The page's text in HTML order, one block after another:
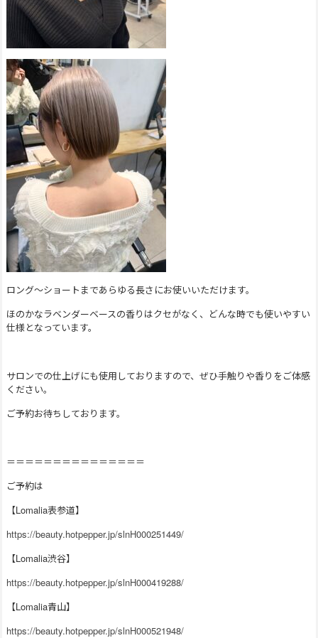
ロング〜ショートまであらゆる長さにお使いいただけます。
ほのかなラベンダーベースの香りはクセがなく、どんな時でも使いやすい
仕様となっています。
サロンでの仕上げにも使用しておりますので、ぜひ手触りや香りをご体感
ください。
ご予約お待ちしております。
＝＝＝＝＝＝＝＝＝＝＝＝＝＝＝
ご予約は
【Lomalia表参道】
https://beauty.hotpepper.jp/slnH000251449/
【Lomalia渋谷】
https://beauty.hotpepper.jp/slnH000419288/
【Lomalia青山】
https://beauty.hotpepper.jp/slnH000521948/